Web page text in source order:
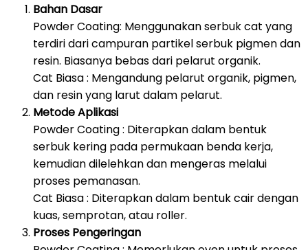
Bahan Dasar
Powder Coating: Menggunakan serbuk cat yang
terdiri dari campuran partikel serbuk pigmen dan
resin. Biasanya bebas dari pelarut organik.
Cat Biasa : Mengandung pelarut organik, pigmen,
dan resin yang larut dalam pelarut.
Metode Aplikasi
Powder Coating : Diterapkan dalam bentuk
serbuk kering pada permukaan benda kerja,
kemudian dilelehkan dan mengeras melalui
proses pemanasan.
Cat Biasa : Diterapkan dalam bentuk cair dengan
kuas, semprotan, atau roller.
Proses Pengeringan